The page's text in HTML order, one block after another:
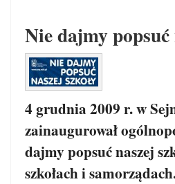
Nie dajmy
4 grudnia 2009 r. w
zainaugurował
dajmy popsuć naszej
szkołach i